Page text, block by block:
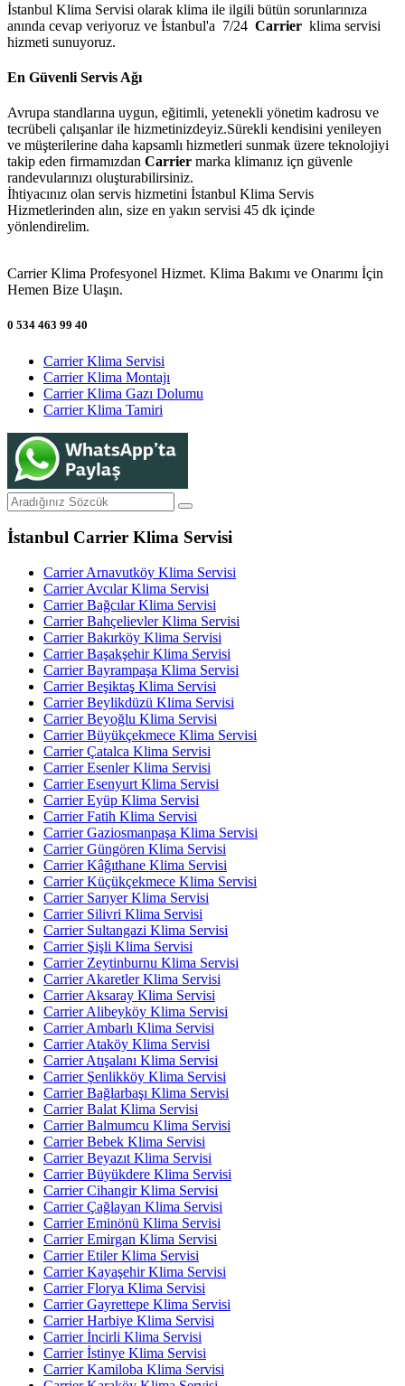
İstanbul Klima Servisi olarak klima ile ilgili bütün sorunlarınıza
anında cevap veriyoruz ve İstanbul'a 7/24 Carrier klima servisi
hizmeti sunuyoruz.
En Güvenli Servis Ağı
Avrupa standlarına uygun, eğitimli, yetenekli yönetim kadrosu ve
tecrübeli çalışanlar ile hizmetinizdeyiz.Sürekli kendisini yenileyen
ve müşterilerine daha kapsamlı hizmetleri sunmak üzere teknolojiyi
takip eden firmamızdan Carrier marka klimanız içn güvenle
randevularınızı oluşturabilirsiniz.
İhtiyacınız olan servis hizmetini İstanbul Klima Servis
Hizmetlerinden alın, size en yakın servisi 45 dk içinde
yönlendirelim.
Carrier Klima Profesyonel Hizmet. Klima Bakımı ve Onarımı İçin
Hemen Bize Ulaşın.
0 534 463 99 40
Carrier Klima Servisi
Carrier Klima Montajı
Carrier Klima Gazı Dolumu
Carrier Klima Tamiri
İstanbul Carrier Klima Servisi
Carrier Arnavutköy Klima Servisi
Carrier Avcılar Klima Servisi
Carrier Bağcılar Klima Servisi
Carrier Bahçelievler Klima Servisi
Carrier Bakırköy Klima Servisi
Carrier Başakşehir Klima Servisi
Carrier Bayrampaşa Klima Servisi
Carrier Beşiktaş Klima Servisi
Carrier Beylikdüzü Klima Servisi
Carrier Beyoğlu Klima Servisi
Carrier Büyükçekmece Klima Servisi
Carrier Çatalca Klima Servisi
Carrier Esenler Klima Servisi
Carrier Esenyurt Klima Servisi
Carrier Eyüp Klima Servisi
Carrier Fatih Klima Servisi
Carrier Gaziosmanpaşa Klima Servisi
Carrier Güngören Klima Servisi
Carrier Kâğıthane Klima Servisi
Carrier Küçükçekmece Klima Servisi
Carrier Sarıyer Klima Servisi
Carrier Silivri Klima Servisi
Carrier Sultangazi Klima Servisi
Carrier Şişli Klima Servisi
Carrier Zeytinburnu Klima Servisi
Carrier Akaretler Klima Servisi
Carrier Aksaray Klima Servisi
Carrier Alibeyköy Klima Servisi
Carrier Ambarlı Klima Servisi
Carrier Ataköy Klima Servisi
Carrier Atışalanı Klima Servisi
Carrier Şenlikköy Klima Servisi
Carrier Bağlarbaşı Klima Servisi
Carrier Balat Klima Servisi
Carrier Balmumcu Klima Servisi
Carrier Bebek Klima Servisi
Carrier Beyazıt Klima Servisi
Carrier Büyükdere Klima Servisi
Carrier Cihangir Klima Servisi
Carrier Çağlayan Klima Servisi
Carrier Eminönü Klima Servisi
Carrier Emirgan Klima Servisi
Carrier Etiler Klima Servisi
Carrier Kayaşehir Klima Servisi
Carrier Florya Klima Servisi
Carrier Gayrettepe Klima Servisi
Carrier Harbiye Klima Servisi
Carrier İncirli Klima Servisi
Carrier İstinye Klima Servisi
Carrier Kamiloba Klima Servisi